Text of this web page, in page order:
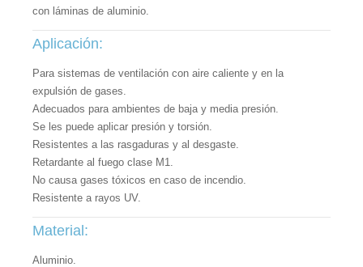
con láminas de aluminio.
Aplicación:
Para sistemas de ventilación con aire caliente y en la
expulsión de gases.
Adecuados para ambientes de baja y media presión.
Se les puede aplicar presión y torsión.
Resistentes a las rasgaduras y al desgaste.
Retardante al fuego clase M1.
No causa gases tóxicos en caso de incendio.
Resistente a rayos UV.
Material:
Aluminio.